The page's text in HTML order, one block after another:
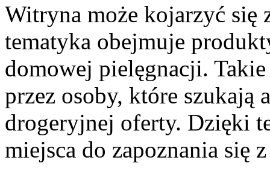
Witryna może kojarzyć się
tematyka obejmuje
domowej pielęgnacji.
przez osoby, które szukają
drogeryjnej oferty. Dzięki
miejsca do zapoznania się